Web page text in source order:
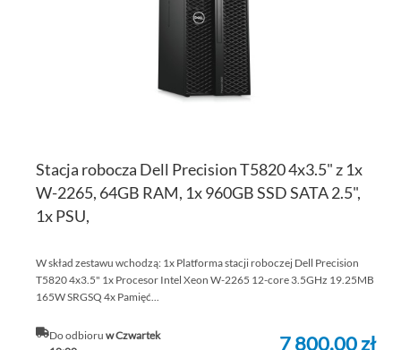
Stacja robocza Dell Precision T5820 4x3.5" z 1x
W-2265, 64GB RAM, 1x 960GB SSD SATA 2.5",
1x PSU,
W skład zestawu wchodzą: 1x Platforma stacji roboczej Dell Precision
T5820 4x3.5" 1x Procesor Intel Xeon W-2265 12-core 3.5GHz 19.25MB
165W SRGSQ 4x Pamięć...
Do odbioruw Czwartek
7 800,00 zł